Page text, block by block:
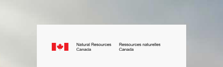
Canada.ca
/